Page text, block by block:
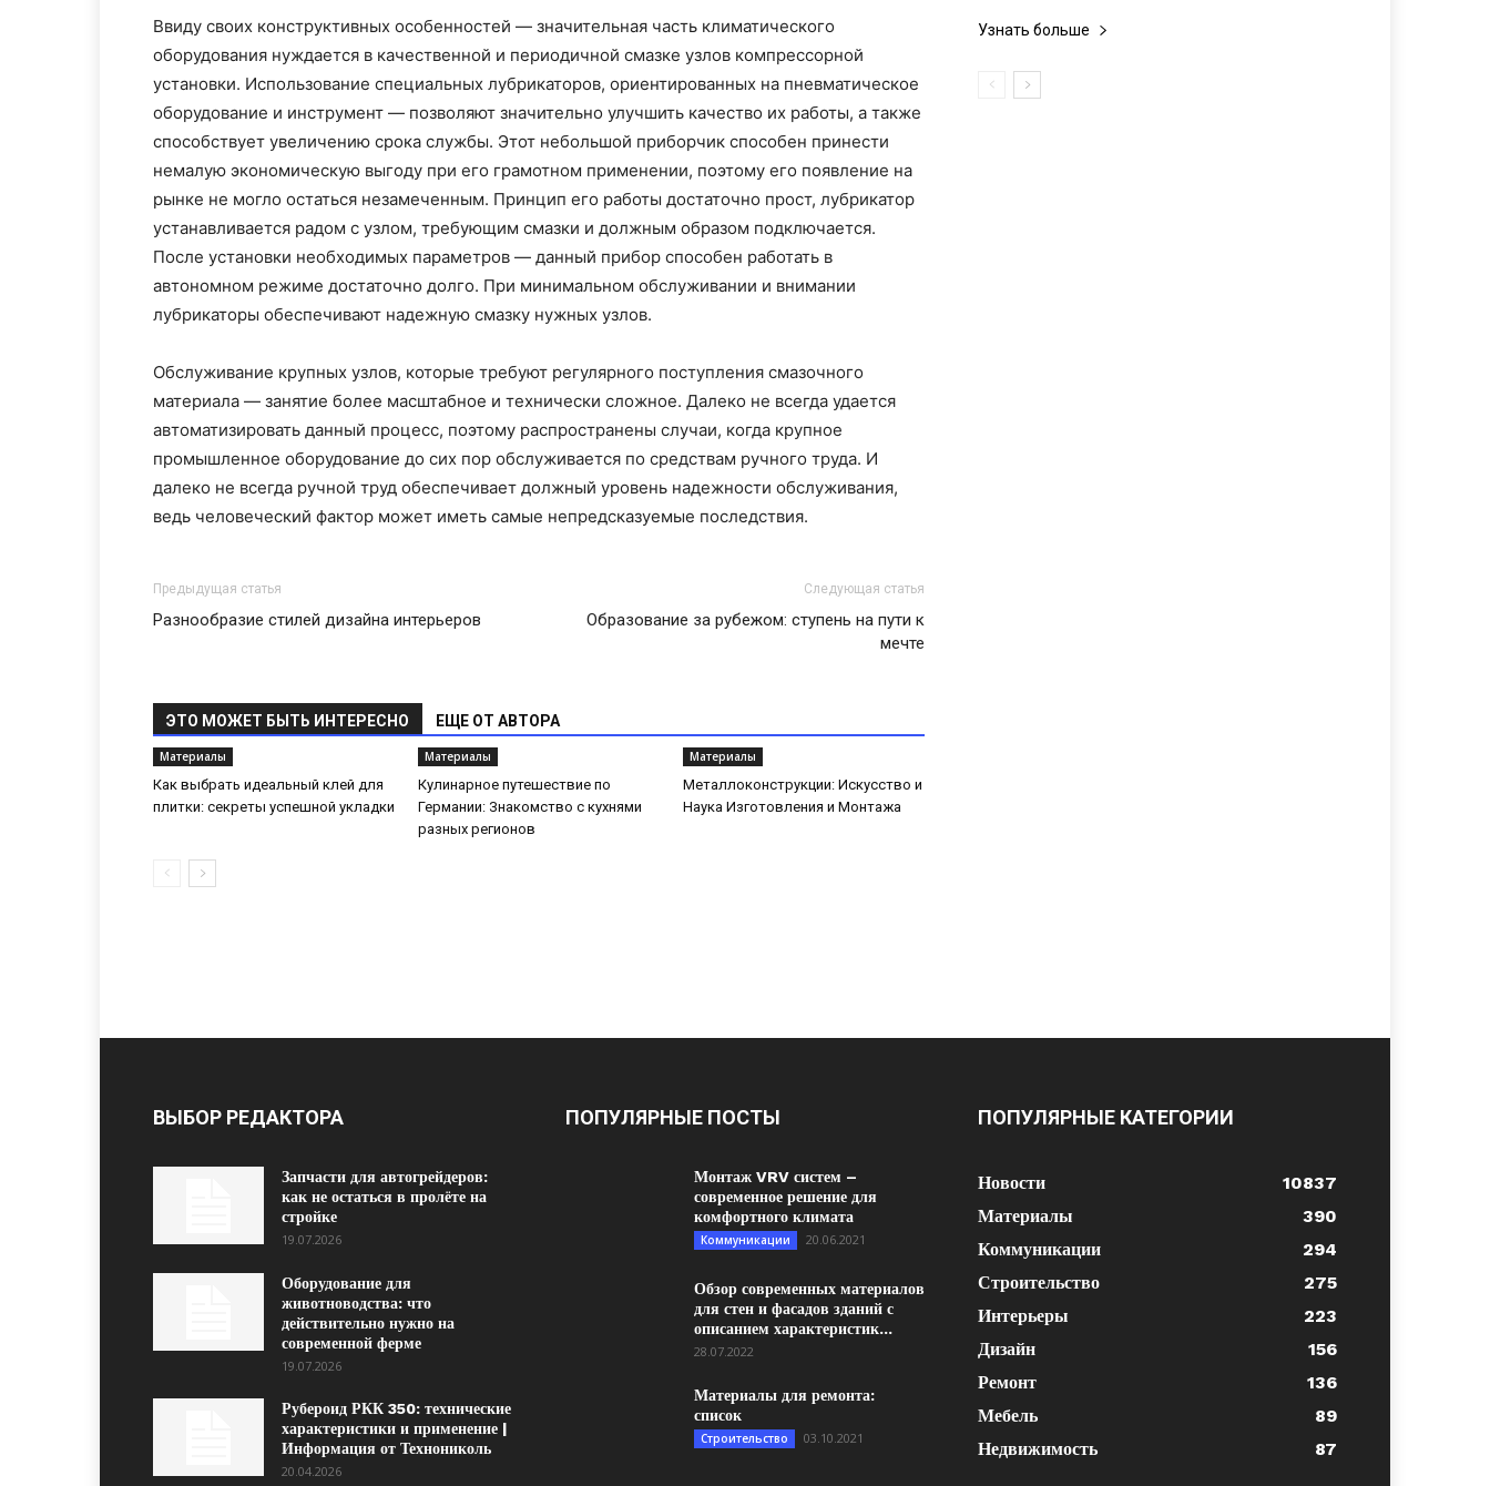
Ввиду своих конструктивных особенностей — значительная часть климатического
оборудования нуждается в качественной и периодичной смазке узлов компрессорной
установки. Использование специальных лубрикаторов, ориентированных на пневматическое
оборудование и инструмент — позволяют значительно улучшить качество их работы, а также
способствует увеличению срока службы. Этот небольшой приборчик способен принести
немалую экономическую выгоду при его грамотном применении, поэтому его появление на
рынке не могло остаться незамеченным. Принцип его работы достаточно прост, лубрикатор
устанавливается радом с узлом, требующим смазки и должным образом подключается.
После установки необходимых параметров — данный прибор способен работать в
автономном режиме достаточно долго. При минимальном обслуживании и внимании
лубрикаторы обеспечивают надежную смазку нужных узлов.
Обслуживание крупных узлов, которые требуют регулярного поступления смазочного
материала — занятие более масштабное и технически сложное. Далеко не всегда удается
автоматизировать данный процесс, поэтому распространены случаи, когда крупное
промышленное оборудование до сих пор обслуживается по средствам ручного труда. И
далеко не всегда ручной труд обеспечивает должный уровень надежности обслуживания,
ведь человеческий фактор может иметь самые непредсказуемые последствия.
Предыдущая статья
Разнообразие стилей дизайна интерьеров
Следующая статья
Образование за рубежом: ступень на пути к
мечте
ЭТО МОЖЕТ БЫТЬ ИНТЕРЕСНО ЕЩЕ ОТ АВТОРА
Материалы
Как выбрать идеальный клей для
плитки: секреты успешной укладки
Материалы
Кулинарное путешествие по
Германии: Знакомство с кухнями
разных регионов
Материалы
Металлоконструкции: Искусство и
Наука Изготовления и Монтажа
Узнать больше
ВЫБОР РЕДАКТОРА
Запчасти для автогрейдеров:
как не остаться в пролёте на
стройке
19.07.2026
Оборудование для
животноводства: что
действительно нужно на
современной ферме
19.07.2026
Рубероид РКК 350: технические
характеристики и применение |
Информация от Технониколь
20.04.2026
ПОПУЛЯРНЫЕ ПОСТЫ
Монтаж VRV систем –
современное решение для
комфортного климата
Коммуникации 20.06.2021
Обзор современных материалов
для стен и фасадов зданий с
описанием характеристик...
28.07.2022
Материалы для ремонта:
список
Строительство 03.10.2021
ПОПУЛЯРНЫЕ КАТЕГОРИИ
Новости
10837
Материалы
390
Коммуникации
294
Строительство
275
Интерьеры
223
Дизайн
156
Ремонт
136
Мебель
89
Недвижимость
87